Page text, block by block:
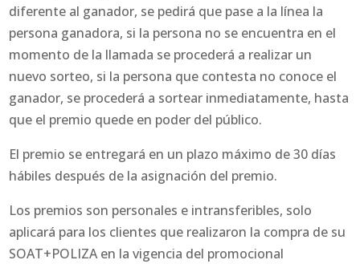
diferente al ganador, se pedirá que pase a la línea la
persona ganadora, si la persona no se encuentra en el
momento de la llamada se procederá a realizar un
nuevo sorteo, si la persona que contesta no conoce el
ganador, se procederá a sortear inmediatamente, hasta
que el premio quede en poder del público.
El premio se entregará en un plazo máximo de 30 días
hábiles después de la asignación del premio.
Los premios son personales e intransferibles, solo
aplicará para los clientes que realizaron la compra de su
SOAT+POLIZA en la vigencia del promocional